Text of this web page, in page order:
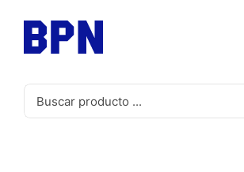
contenido
Buscar: